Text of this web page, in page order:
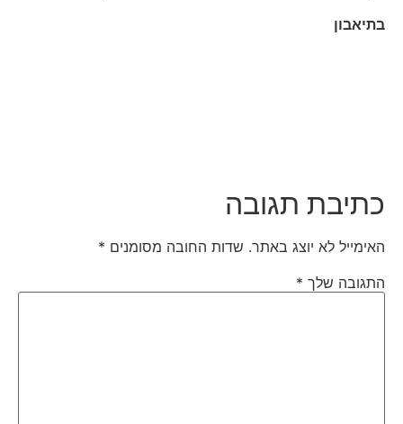
בתיאבון
כתיבת תגובה
האימייל לא יוצג באתר. שדות החובה מסומנים*
התגובה שלך*